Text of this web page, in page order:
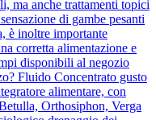
ma anche trattamenti topici
di gambe pesanti
è inoltre importante
corretta alimentazione e
disponibili al negozio
Fluido Concentrato gusto
alimentare, con
Orthosiphon, Verga